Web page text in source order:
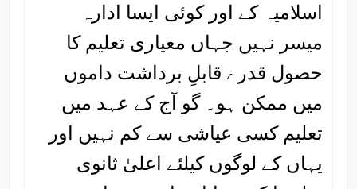
اسلامیہ کے اور کوئی ایسا ادارہ
میسر نہیں جہاں معیاری تعلیم کا
حصول قدرے قابلِ برداشت داموں
میں ممکن ہو۔ گو آج کے عہد میں
تعلیم کسی عیاشی سے کم نہیں اور
یہاں کے لوگوں کیلئے اعلیٰ ثانوی